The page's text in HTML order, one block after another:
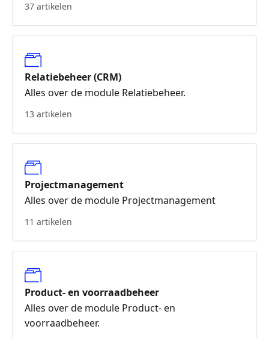
37 artikelen
Relatiebeheer (CRM)
Alles over de module Relatiebeheer.
13 artikelen
Projectmanagement
Alles over de module Projectmanagement
11 artikelen
Product- en voorraadbeheer
Alles over de module Product- en
voorraadbeheer.